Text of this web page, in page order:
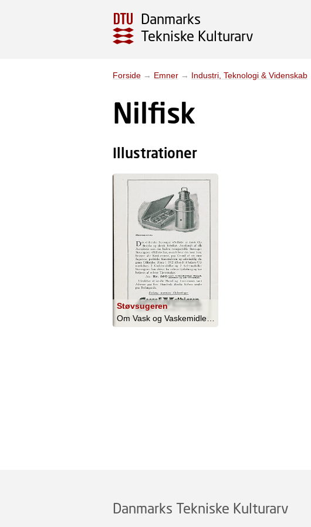
Danmarks
Tekniske Kulturarv
Forside → Emner → Industri, Teknologi & Videnskab
Nilfisk
Illustrationer
Støvsugeren
Danmarks Tekniske Kulturarv